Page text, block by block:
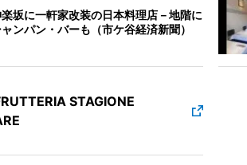
坂に一軒家改装の日本料理店－地階に
ンパン・バーも（市ケ谷経済新聞）
STAGIONE